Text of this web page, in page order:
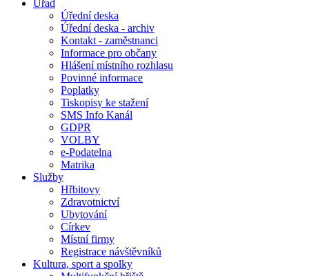
Úřad
Úřední deska
Úřední deska - archiv
Kontakt - zaměstnanci
Informace pro občany
Hlášení místního rozhlasu
Povinné informace
Poplatky
Tiskopisy ke stažení
SMS Info Kanál
GDPR
VOLBY
e-Podatelna
Matrika
Služby
Hřbitovy
Zdravotnictví
Ubytování
Církev
Místní firmy
Registrace návštěvníků
Kultura, sport a spolky